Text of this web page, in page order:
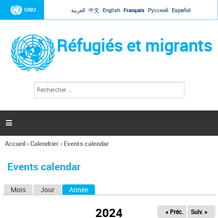
Jump to navigation
ONU العربية 中文 English Français Русский Español
Réfugiés et migrants
l
c
h
e

Vous
ici
Accueil›Calendrier› Events calendar
Events calendar
Mois Jour Année
2024 « Préc. Suiv. »